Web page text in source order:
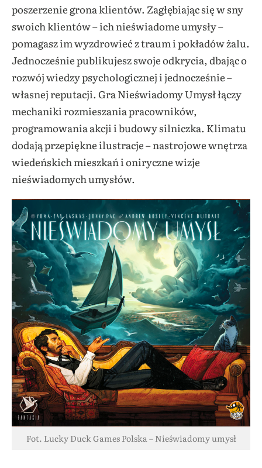
poszerzenie grona klientów. Zagłębiając się w sny
swoich klientów – ich nieświadome umysły –
pomagasz im wyzdrowieć z traum i pokładów żalu.
Jednocześnie publikujesz swoje odkrycia, dbając o
rozwój wiedzy psychologicznej i jednocześnie –
własnej reputacji. Gra Nieświadomy Umysł łączy
mechaniki rozmieszania pracowników,
programowania akcji i budowy silniczka. Klimatu
dodają przepiękne ilustracje – nastrojowe wnętrza
wiedeńskich mieszkań i oniryczne wizje
nieświadomych umysłów.
Fot. Lucky Duck Games Polska – Nieświadomy umysł